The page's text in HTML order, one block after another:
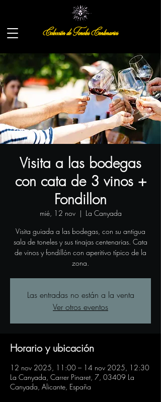
Colección de Toneles Centenarios
Visita a las bodegas
con cata de 3 vinos +
Fondillon
mié, 12 nov
  |
La Canyada
Visita guiada a las bodegas, con su antigua
sala de toneles y sus tinajas centenarias. Cata
de vinos y fondillón con aperitivo típico de la
zona.
Las entradas no están a la venta
Ver otros eventos
Horario y ubicación
12 nov 2025, 11:00 – 14 nov 2025, 12:30
La Canyada, Carrer Pinaret, 7, 03409 La
Canyada, Alicante, España